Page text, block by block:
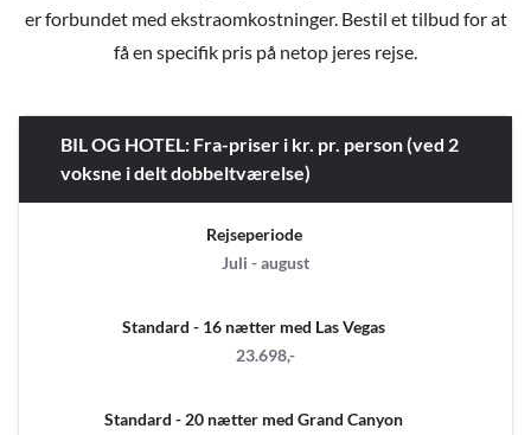
er forbundet med ekstraomkostninger. Bestil et tilbud for at
få en specifik pris på netop jeres rejse.
BIL OG HOTEL: Fra-priser i kr. pr. person (ved 2
voksne i delt dobbeltværelse)
Rejseperiode
Juli - august
Standard - 16 nætter med Las Vegas
23.698,-
Standard - 20 nætter med Grand Canyon